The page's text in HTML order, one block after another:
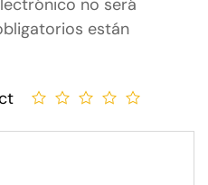
no será
están